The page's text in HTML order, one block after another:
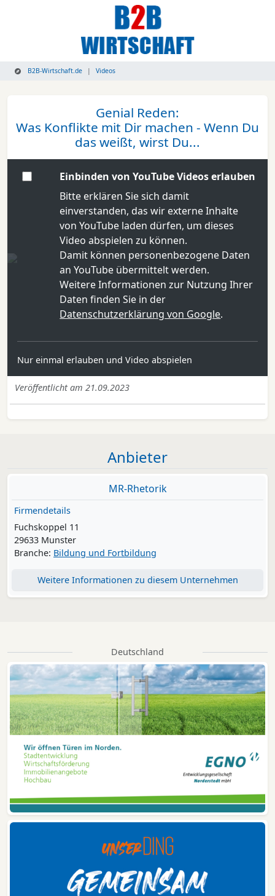
B2B-Wirtschaft.de Videos
Genial Reden:
Was Konflikte mit Dir machen - Wenn Du
das weißt, wirst Du...
Einbinden von YouTube Videos erlauben
Bitte erklären Sie sich damit
einverstanden, das wir externe Inhalte
von YouTube laden dürfen, um dieses
Video abspielen zu können.
Damit können personenbezogene Daten
an YouTube übermittelt werden.
Weitere Informationen zur Nutzung Ihrer
Daten finden Sie in der
Datenschutzerklärung von Google.
Nur einmal erlauben und Video abspielen
Veröffentlicht am 21.09.2023
Anbieter
MR-Rhetorik
Firmendetails
Fuchskoppel 11
29633 Munster
Branche: Bildung und Fortbildung
Weitere Informationen zu diesem Unternehmen
Deutschland